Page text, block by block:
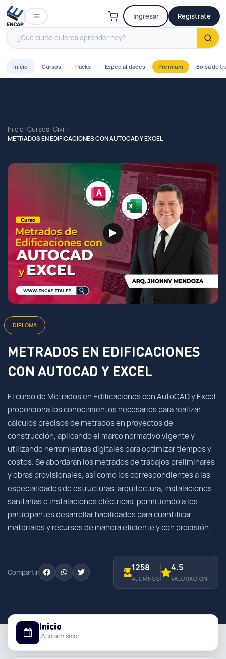
Ingresar Regístrate
Inicio Cursos Packs Especialidades Premium Bolsa de
Inicio Cursos Civil
METRADOS EN EDIFICACIONES CON AUTOCAD Y EXCEL
DIPLOMA
METRADOS EN EDIFICACIONES
CON AUTOCAD Y EXCEL
El curso de Metrados en Edificaciones con AutoCAD y Excel
proporciona los conocimientos necesarios para realizar
cálculos precisos de metrados en proyectos de
construcción, aplicando el marco normativo vigente y
utilizando herramientas digitales para optimizar tiempos y
costos. Se abordarán los metrados de trabajos preliminares
y obras provisionales, así como los correspondientes a las
especialidades de estructuras, arquitectura, instalaciones
sanitarias e instalaciones eléctricas, permitiendo a los
participantes desarrollar habilidades para cuantificar
materiales y recursos de manera eficiente y con precisión.
Compartir 1258
ALUMNOS
4.5
VALORACIÓN
Inicio
¡Ahora mismo!